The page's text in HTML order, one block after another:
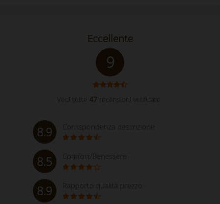
9
Eccellente
Vedi tutte 47 recensioni verificate
8.9 Corrispondenza descrizione
8.5 Comfort/Benessere
8.9 Rapporto qualità prezzo